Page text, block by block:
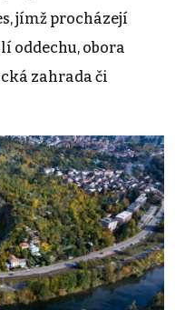
jímž procházejí
oddechu, obora
zahrada či